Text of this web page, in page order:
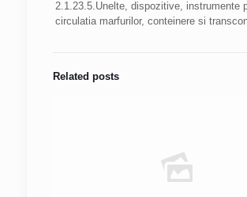
2.1.23.5.Unelte, dispozitive, instrumente
circulatia marfurilor, conteinere si
Related posts